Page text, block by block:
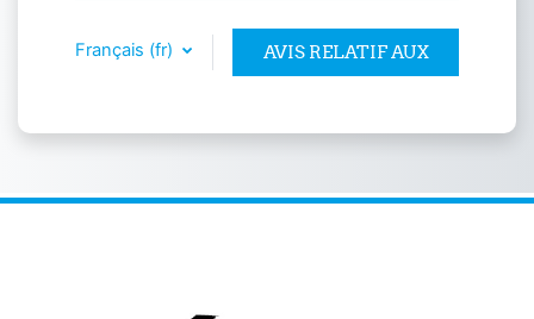
Français ‎(fr)‎ AVIS RELATIF AUX